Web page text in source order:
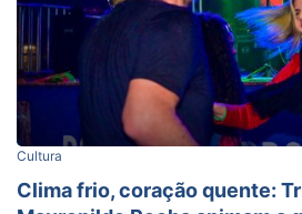
Cultura
Clima frio, coração quente: